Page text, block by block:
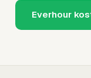
Everhour